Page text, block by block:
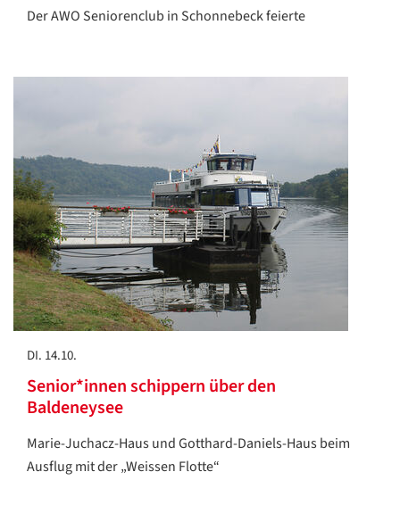
Der AWO Seniorenclub in Schonnebeck feierte
DI. 14.10.
Senior*innen schippern über den
Baldeneysee
Marie-Juchacz-Haus und Gotthard-Daniels-Haus beim
Ausflug mit der „Weissen Flotte“